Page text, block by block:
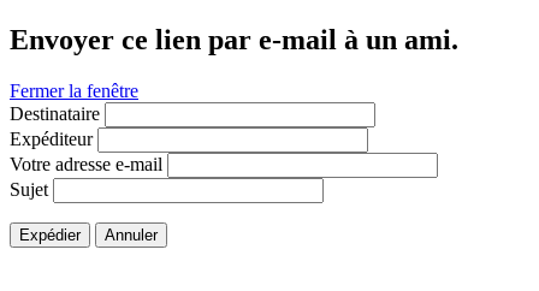
Envoyer ce lien par e-mail à un ami.
Fermer la fenêtre
Destinataire
Expéditeur
Votre adresse e-mail
Sujet
Expédier Annuler